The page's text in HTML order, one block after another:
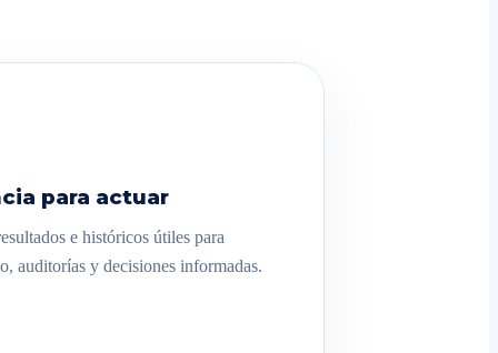
para actuar
e históricos útiles para
auditorías y decisiones informadas.